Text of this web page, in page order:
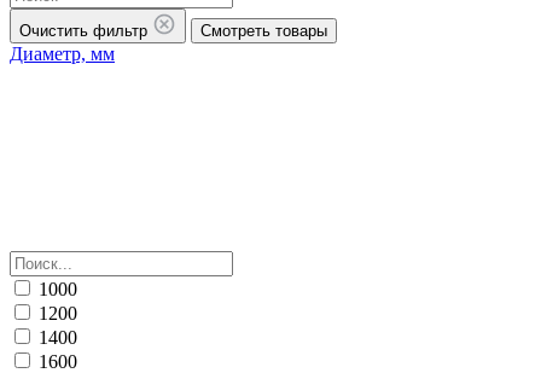
Очистить фильтр Смотреть товары
Диаметр, мм
1000
1200
1400
1600